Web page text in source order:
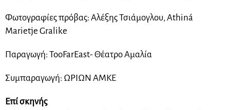
Φωτογραφίες πρόβας: Αλέξης Τσιάμογλου, Athiná
Marietje Gralike
Παραγωγή: TooFarEast- Θέατρο Αμαλία
Συμπαραγωγή: ΩΡΙΩΝ ΑΜΚΕ
Επί σκηνής